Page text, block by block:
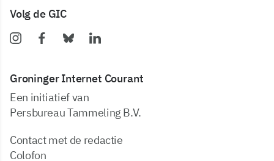
Volg de GIC
Groninger Internet Courant
Een initiatief van
Persbureau Tammeling B.V.
Contact met de redactie
Colofon